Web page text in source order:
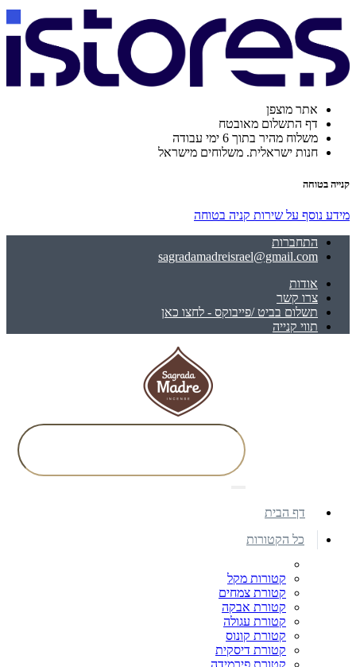
אתר מוצפן
דף התשלום מאובטח
משלוח מהיר בתוך 6 ימי עבודה
חנות ישראלית. משלוחים מישראל
קנייה בטוחה
מידע נוסף על שירות קניה בטוחה
התחברות
sagradamadreisrael@gmail.com
אודות
צרו קשר
תשלום בביט /פייבוקס - לחצו כאן
תווי קנייה
דף הבית
כל הקטורות
קטורות מקל
קטורת צמחים
קטורת אבקה
קטורת עגולה
קטורת קונוס
קטורת דיסקית
קטורת פירמידה